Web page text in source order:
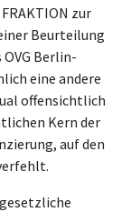
zur
Beurteilung
Berlin-
eine andere
offensichtlich
Kern der
auf den